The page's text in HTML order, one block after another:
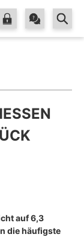
auf 6,3
die häufigste